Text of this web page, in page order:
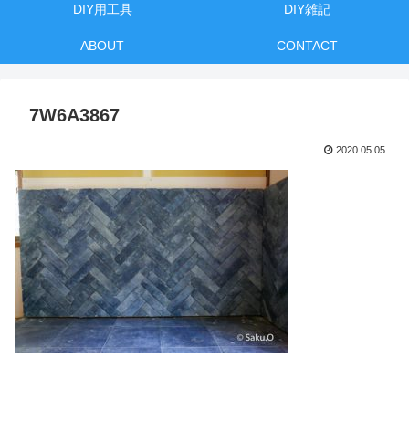
DIY用工具 DIY雑記
ABOUT CONTACT
7W6A3867
2020.05.05